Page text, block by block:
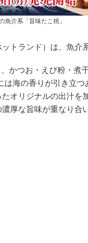
魚介系「旨味たこ焼」
トランド）は、魚介
、かつお・えび粉・煮
は海の香りが引き立
たオリジナルの出汁を
厚な旨味が重なり合